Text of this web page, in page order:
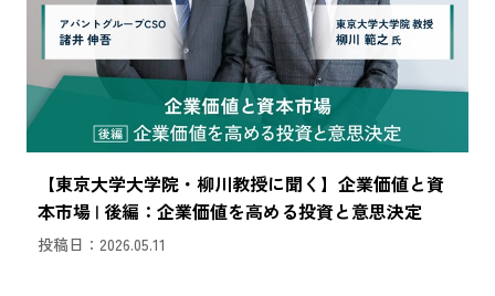
【東京大学大学院・柳川教授に聞く】企業価値と資
本市場 | 後編：企業価値を高める投資と意思決定
投稿日：2026.05.11